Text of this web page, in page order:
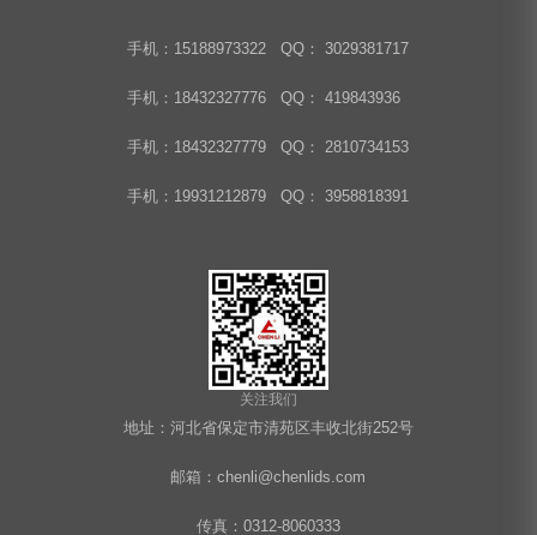
手机：15188973322 QQ： 3029381717
手机：18432327776 QQ： 419843936
手机：18432327779 QQ： 2810734153
手机：19931212879 QQ： 3958818391
关注我们
地址：河北省保定市清苑区丰收北街252号
邮箱：chenli@chenlids.com
传真：0312-8060333